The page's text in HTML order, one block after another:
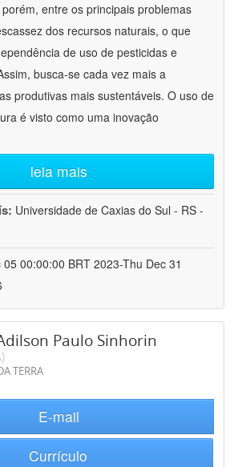
entre os principais problemas
dos recursos naturais, o que
de uso de pesticidas e
busca-se cada vez mais a
produtivas mais sustentáveis. O uso de
é visto como uma inovação
leia mais
Universidade de Caxias do Sul - RS -
05 00:00:00 BRT 2023-Thu Dec 31
Paulo Sinhorin
TERRA
E-mail
Currículo